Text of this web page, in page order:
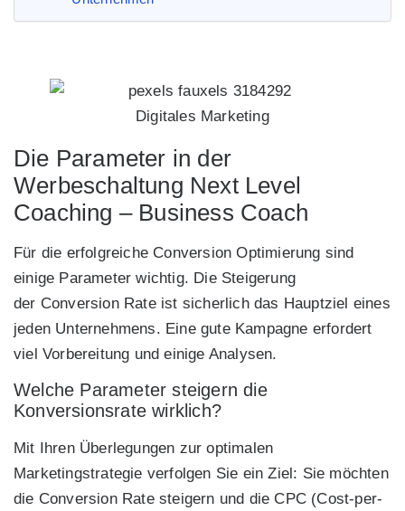
Digitales Marketing
Die Parameter in der
Werbeschaltung Next Level
Coaching – Business Coach
Für die erfolgreiche Conversion Optimierung sind
einige Parameter wichtig. Die Steigerung
der Conversion Rate ist sicherlich das Hauptziel eines
jeden Unternehmens. Eine gute Kampagne erfordert
viel Vorbereitung und einige Analysen.
Welche Parameter steigern die
Konversionsrate wirklich?
Mit Ihren Überlegungen zur optimalen
Marketingstrategie verfolgen Sie ein Ziel: Sie möchten
die Conversion Rate steigern und die CPC (Cost-per-